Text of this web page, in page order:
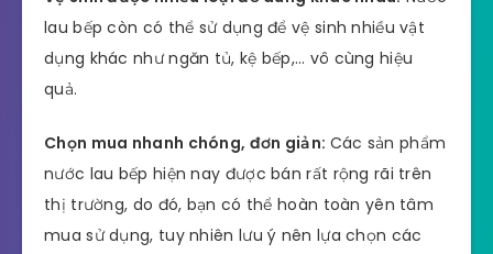
lau bếp còn có thể sử dụng để vệ sinh nhiều vật
dụng khác như ngăn tủ, kệ bếp,… vô cùng hiệu
quả.
Chọn mua nhanh chóng, đơn giản: Các sản phẩm
nước lau bếp hiện nay được bán rất rộng rãi trên
thị trường, do đó, bạn có thể hoàn toàn yên tâm
mua sử dụng, tuy nhiên lưu ý nên lựa chọn các